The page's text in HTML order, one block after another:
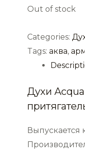
Out of stock
Categories:
Tags: аква,
Духи
Выпускается